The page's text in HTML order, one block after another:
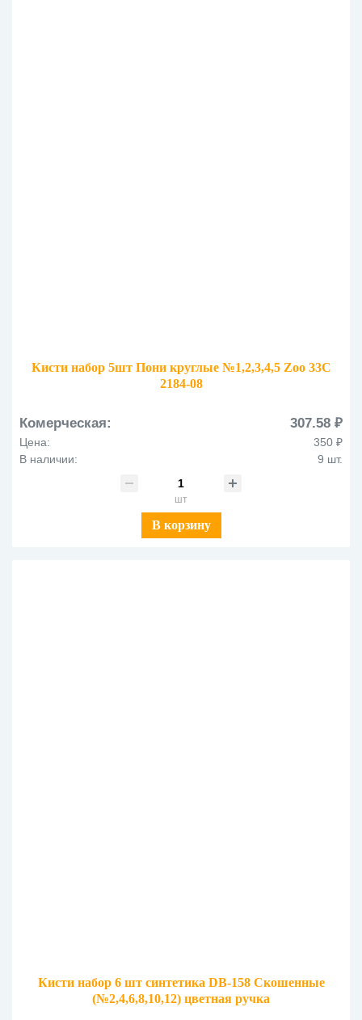
Кисти набор 5шт Пони круглые №1,2,3,4,5 Zoo 33С
2184-08
Комерческая: 307.58 ₽
Цена:
350 ₽
В наличии:
9 шт.
шт
В корзину
Кисти набор 6 шт синтетика DB-158 Скошенные
(№2,4,6,8,10,12) цветная ручка